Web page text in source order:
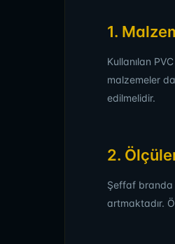
1.
Kullanılan
malzemeler
edilmelidir.
2.
Şeffaf branda
artmaktadır.